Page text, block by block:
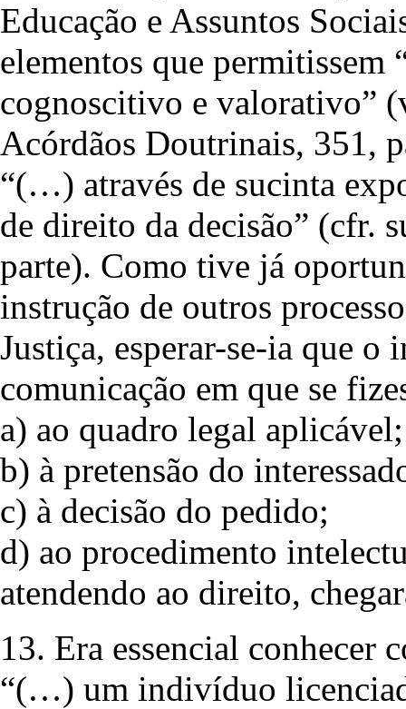
Educação e Assuntos
elementos que permitissem
cognoscitivo e valorativo”
Acórdãos Doutrinais, 351,
“(…) através de sucinta
de direito da decisão” (cfr.
parte). Como tive já
instrução de outros
Justiça, esperar-se-ia que o
comunicação em que se
a) ao quadro legal aplicável;
b) à pretensão do
c) à decisão do pedido;
d) ao procedimento
atendendo ao direito,
13. Era essencial conhecer
“(…) um indivíduo